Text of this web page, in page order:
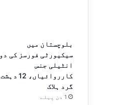
بلوچستان میں
سیکیورٹی فورسز کی دو
انٹیلی جنس
کارروائیاں، 12 دہشت
گرد ہلاک
1 دن پہلے